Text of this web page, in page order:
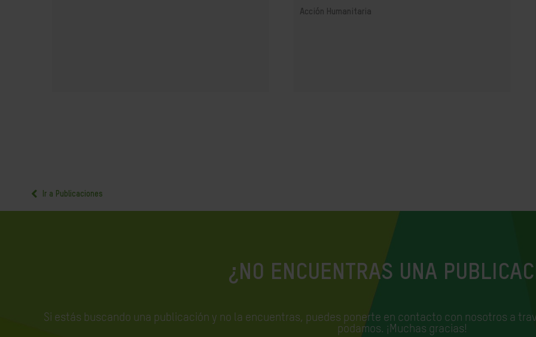
Acción Humanitaria
Ir a Publicaciones
¿NO ENCUENTRAS UNA
Si estás buscando una publicación y no la encuentras, puedes ponerte en contacto con nosotros a
podamos. ¡Muchas gracias!